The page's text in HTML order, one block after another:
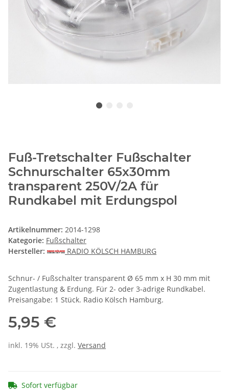
Fuß-Tretschalter Fußschalter
Schnurschalter 65x30mm
transparent 250V/2A für
Rundkabel mit Erdungspol
Artikelnummer: 2014-1298
Kategorie: Fußschalter
Hersteller:
RADIO KÖLSCH HAMBURG
Schnur- / Fußschalter transparent Ø 65 mm x H 30 mm mit
Zugentlastung & Erdung. Für 2- oder 3-adrige Rundkabel.
Preisangabe: 1 Stück. Radio Kölsch Hamburg.
5,95 €
inkl. 19% USt. , zzgl. Versand
Sofort verfügbar